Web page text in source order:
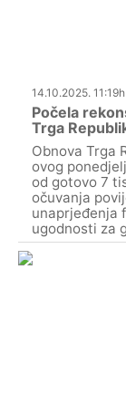
14.10.2025. 11:19h
Počela
Trga
Obnova Trga
ovog
od gotovo 7
očuvanja
unaprjeđenja
ugodnosti za